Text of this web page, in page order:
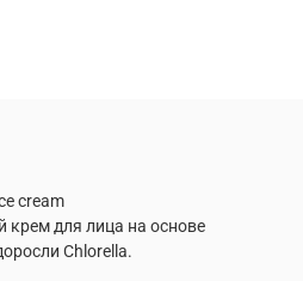
cream
крем для лица на основе
Chlorella.